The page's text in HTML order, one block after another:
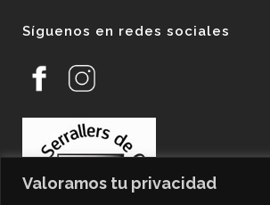
Valoramos tu privacidad
Síguenos en redes sociales